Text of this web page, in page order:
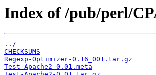
Index of /pub/perl/
../
CHECKSUMS
Regexp-Optimizer-0.16_001.tar.gz
Test-Apache2-0.01.meta